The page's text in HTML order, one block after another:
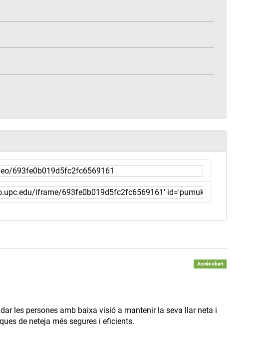
Accés obert
les persones amb baixa visió a mantenir la seva llar neta i
de neteja més segures i eficients.